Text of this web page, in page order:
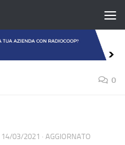
0
14/03/2021 · AGGIORNATO